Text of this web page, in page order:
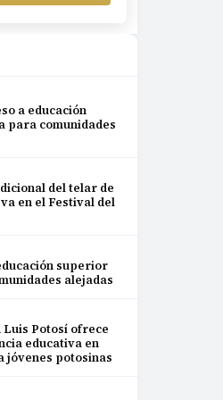
a educación
para comunidades
del telar de
en el Festival del
superior
alejadas
Luis Potosí ofrece
educativa en
jóvenes potosinas